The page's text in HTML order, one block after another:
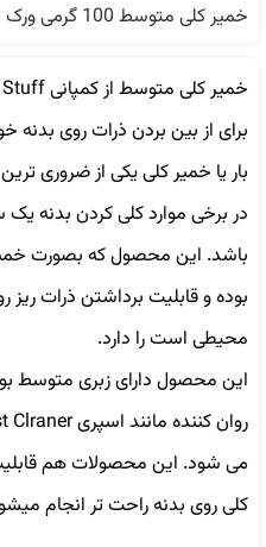
خمیر کلی متوسط 100 گرمی ورک استاف
برای از بین بردن ذرات روی
بار يا خمير كلى يكى از ضرورى
در برخى موارد كلى كردن بدنه
باشد. اين محصول كه بصورت
بوده و قابليت برداشتن ذرات
محيطى است را دارد.
اين محصول داراى زبرى متوسط
مى شود. اين محصولات هم
كلى روى بدنه راحت تر انجام